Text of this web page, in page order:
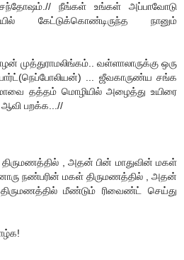
நீங்கள் உங்கள் அப்பாவோடு
கேட்டுக்கொண்டிருந்த நானும்
முத்துராமலிங்கம்.. வள்ளாலாருக்கு ஒரு
... ஜீவகாருண்ய சங்க
தத்தம் மொழியில் அழைத்து உயிரை
ஆவி பறக்க...//
, அதன் பின் மாதுவின் மகள்
நண்பரின் மகள் திருமணத்தில் , அதன்
மீண்டும் ரிவைண்ட் செய்து